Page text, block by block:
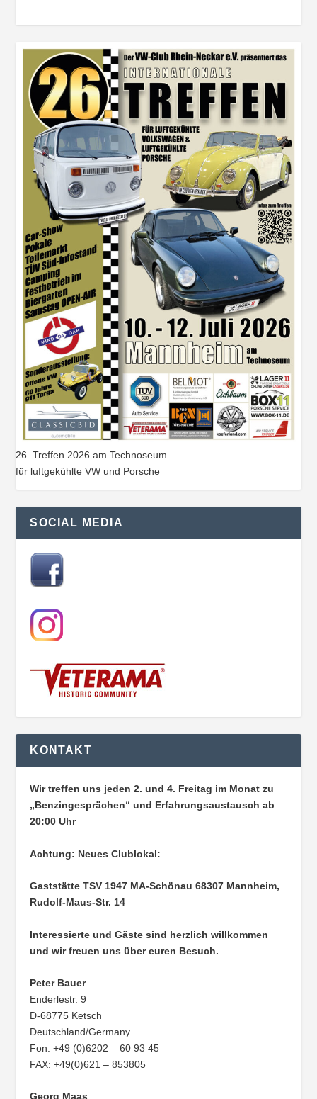
26. Treffen 2026 am Technoseum
für luftgekühlte VW und Porsche
SOCIAL MEDIA
KONTAKT
Wir treffen uns jeden 2. und 4. Freitag im Monat zu
„Benzingesprächen“ und Erfahrungsaustausch ab
20:00 Uhr
Achtung: Neues Clublokal:
Gaststätte TSV 1947 MA-Schönau68307 Mannheim,
Rudolf-Maus-Str. 14
Interessierte und Gäste sind herzlich willkommen
und wir freuen uns über euren Besuch.
Peter Bauer
Enderlestr. 9
D-68775 Ketsch
Deutschland/Germany
Fon: +49 (0)6202 – 60 93 45
FAX: +49(0)621 – 853805
Georg Maas